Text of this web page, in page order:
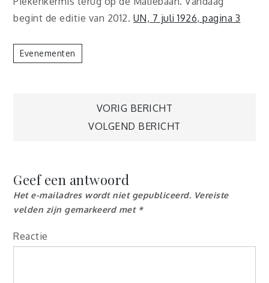
begint de editie van 2012. UN, 7 juli 1926, pagina 3
Evenementen
Berichtnavigatie
VORIG BERICHT
VOLGEND BERICHT
Geef een antwoord
Het e-mailadres wordt niet gepubliceerd. Vereiste
velden zijn gemarkeerd met *
Reactie